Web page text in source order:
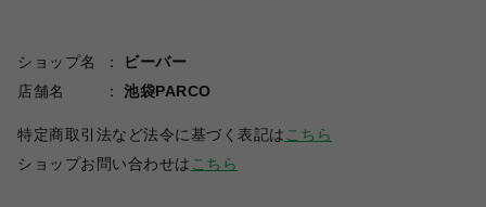
ショップ名
ビーバー
店舗名
池袋PARCO
特定商取引法など法令に基づく表記は こちら
ショップお問い合わせは こちら